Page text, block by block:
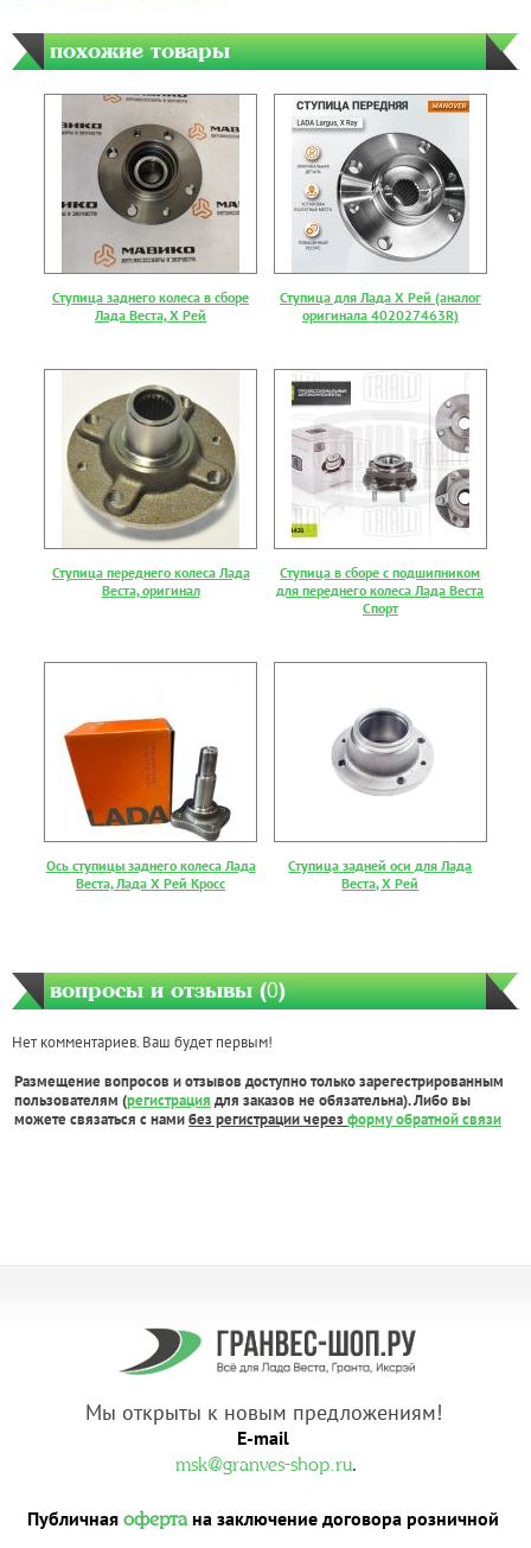
похожие товары
Ступица заднего колеса в сборе
Лада Веста, Х Рей
Ступица для Лада Х Рей (аналог
оригинала 402027463R)
Ступица переднего колеса Лада
Веста, оригинал
Ступица в сборе с подшипником
для переднего колеса Лада Веста
Спорт
Ось ступицы заднего колеса Лада
Веста, Лада Х Рей Кросс
Ступица задней оси для Лада
Веста, Х Рей
вопросы и отзывы (0)
Нет комментариев. Ваш будет первым!
Размещение вопросов и отзывов доступно только зарегестрированным
пользователям (регистрация для заказов не обязательна). Либо вы
можете связаться с намибез регистрации через форму обратной связи
Мы открыты к новым предложениям!
E-mail
msk@granves-shop.ru.
Публичная офертана заключение договора розничной